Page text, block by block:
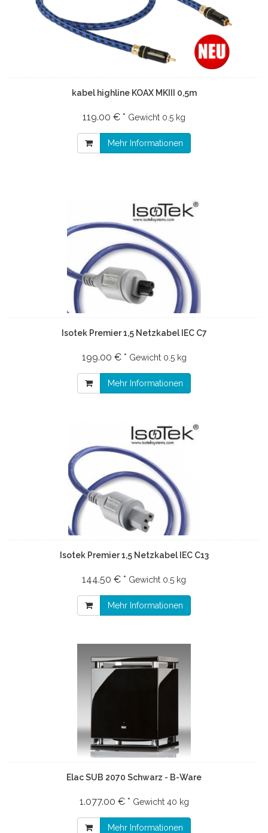
kabel highline KOAX MKIII 0,5m
119.00 € * Gewicht 0.5 kg
Mehr Informationen
Isotek Premier 1,5 Netzkabel IEC C7
199.00 € * Gewicht 0.5 kg
Mehr Informationen
Isotek Premier 1,5 Netzkabel IEC C13
144.50 € * Gewicht 0.5 kg
Mehr Informationen
Elac SUB 2070 Schwarz - B-Ware
1.077.00 € * Gewicht 40 kg
Mehr Informationen